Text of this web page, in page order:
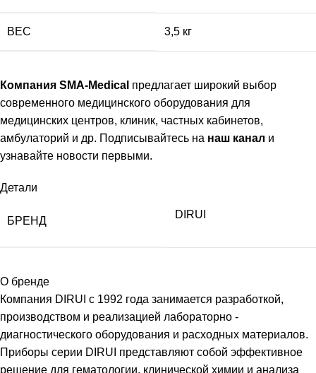
ВЕC 3,5 кг
Компания SMA-Medical предлагает широкий выбор
современного медицинского оборудования для
медицинских центров, клиник, частных кабинетов,
амбулаторий и др. Подписывайтесь на наш канал и
узнавайте новости первыми.
Детали
БРЕНД
DIRUI
О бренде
Компания DIRUI с 1992 года занимается разработкой,
производством и реализацией лабораторно -
диагностического оборудования и расходных материалов.
Приборы серии DIRUI представляют собой эффективное
решение для гематологии, клинической химии и анализа